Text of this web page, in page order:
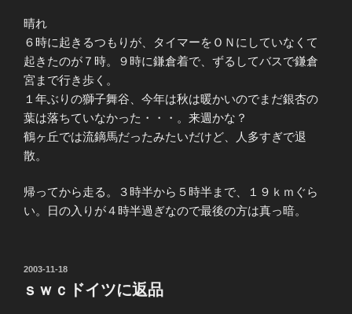
晴れ
６時に起きるつもりが、タイマーをＯＮにしていなくて
起きたのが７時。９時に鎌倉着で、ずるしてバスで鎌倉
宮まで行き歩く。
１年ぶりの獅子舞谷、今年は秋は暖かいのでまだ銀杏の
葉は落ちていなかった・・・。来週かな？
鶴ヶ丘では流鏑馬だったみたいだけど、人多すぎで退
散。
帰ってから走る。３時半から５時半まで、１９ｋｍぐら
い。日の入りが４時半過ぎなので最後の方は真っ暗。
投
日:
2003-11-18
ｓｗｃドイツに返品